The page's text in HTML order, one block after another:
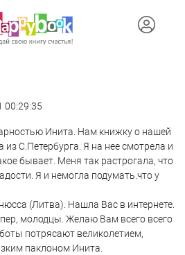
00:29:35
Инита. Нам книжку о нашей
из С.Петербурга. Я на нее смотрела и
бывает. Меня так растрогала, что
Я и немогла подумать.что у
(Литва). Нашла Вас в интернете.
молодцы. Желаю Вам всего всего
потрясают великолетием,
паклоном Инита.